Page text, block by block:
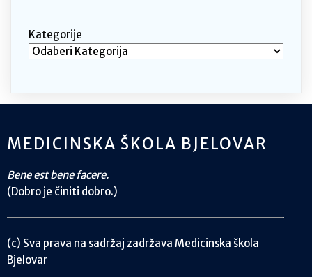
Kategorije
MEDICINSKA ŠKOLA BJELOVAR
Bene est bene facere.
(Dobro je činiti dobro.)
(c) Sva prava na sadržaj zadržava Medicinska škola
Bjelovar